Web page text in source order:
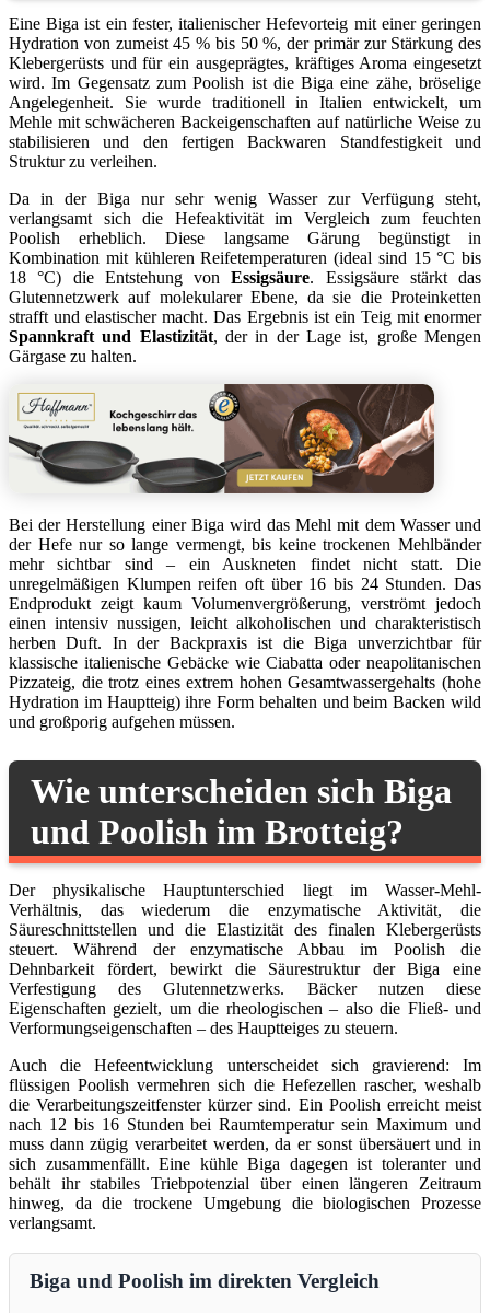
Eine Biga ist ein fester, italienischer Hefevorteig mit einer geringen
Hydration von zumeist 45 % bis 50 %, der primär zur Stärkung des
Klebergerüsts und für ein ausgeprägtes, kräftiges Aroma eingesetzt
wird. Im Gegensatz zum Poolish ist die Biga eine zähe, bröselige
Angelegenheit. Sie wurde traditionell in Italien entwickelt, um
Mehle mit schwächeren Backeigenschaften auf natürliche Weise zu
stabilisieren und den fertigen Backwaren Standfestigkeit und
Struktur zu verleihen.
Da in der Biga nur sehr wenig Wasser zur Verfügung steht,
verlangsamt sich die Hefeaktivität im Vergleich zum feuchten
Poolish erheblich. Diese langsame Gärung begünstigt in
Kombination mit kühleren Reifetemperaturen (ideal sind 15 °C bis
18 °C) die Entstehung vonEssigsäure. Essigsäure stärkt das
Glutennetzwerk auf molekularer Ebene, da sie die Proteinketten
strafft und elastischer macht. Das Ergebnis ist ein Teig mit enormer
Spannkraft und Elastizität, der in der Lage ist, große Mengen
Gärgase zu halten.
Bei der Herstellung einer Biga wird das Mehl mit dem Wasser und
der Hefe nur so lange vermengt, bis keine trockenen Mehlbänder
mehr sichtbar sind – ein Auskneten findet nicht statt. Die
unregelmäßigen Klumpen reifen oft über 16 bis 24 Stunden. Das
Endprodukt zeigt kaum Volumenvergrößerung, verströmt jedoch
einen intensiv nussigen, leicht alkoholischen und charakteristisch
herben Duft. In der Backpraxis ist die Biga unverzichtbar für
klassische italienische Gebäcke wie Ciabatta oder neapolitanischen
Pizzateig, die trotz eines extrem hohen Gesamtwassergehalts (hohe
Hydration im Hauptteig) ihre Form behalten und beim Backen wild
und großporig aufgehen müssen.
Wie unterscheiden sich Biga
und Poolish im Brotteig?
Der physikalische Hauptunterschied liegt im Wasser-Mehl-
Verhältnis, das wiederum die enzymatische Aktivität, die
Säureschnittstellen und die Elastizität des finalen Klebergerüsts
steuert. Während der enzymatische Abbau im Poolish die
Dehnbarkeit fördert, bewirkt die Säurestruktur der Biga eine
Verfestigung des Glutennetzwerks. Bäcker nutzen diese
Eigenschaften gezielt, um die rheologischen – also die Fließ- und
Verformungseigenschaften – des Hauptteiges zu steuern.
Auch die Hefeentwicklung unterscheidet sich gravierend: Im
flüssigen Poolish vermehren sich die Hefezellen rascher, weshalb
die Verarbeitungszeitfenster kürzer sind. Ein Poolish erreicht meist
nach 12 bis 16 Stunden bei Raumtemperatur sein Maximum und
muss dann zügig verarbeitet werden, da er sonst übersäuert und in
sich zusammenfällt. Eine kühle Biga dagegen ist toleranter und
behält ihr stabiles Triebpotenzial über einen längeren Zeitraum
hinweg, da die trockene Umgebung die biologischen Prozesse
verlangsamt.
Biga und Poolish im direkten Vergleich